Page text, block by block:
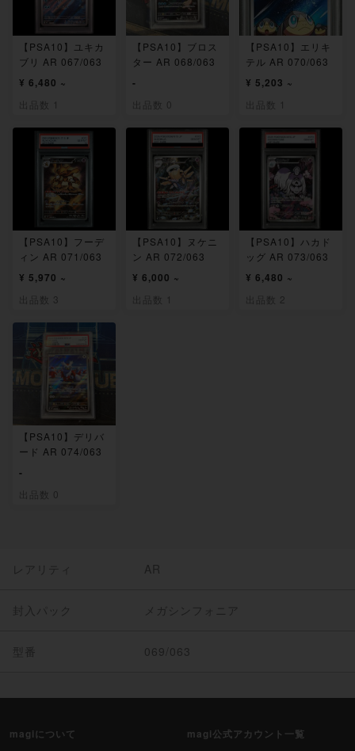
【PSA10】ユキカ
ブリ AR 067/063
¥ 6,480 ~
出品数 1
【PSA10】ブロス
ター AR 068/063
-
出品数 0
【PSA10】エリキ
テル AR 070/063
¥ 5,203 ~
出品数 1
【PSA10】フーデ
ィン AR 071/063
¥ 5,970 ~
出品数 3
【PSA10】ヌケニ
ン AR 072/063
¥ 6,000 ~
出品数 1
【PSA10】ハカド
ッグ AR 073/063
¥ 6,480 ~
出品数 2
【PSA10】デリバ
ード AR 074/063
-
出品数 0
レアリティ AR
封入パック メガシンフォニア
型番 069/063
magiについて magi公式アカウント一覧